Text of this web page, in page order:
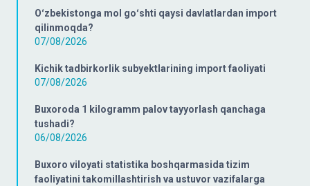
Oʻzbekistonga mol goʻshti qaysi davlatlardan import
qilinmoqda?
07/08/2026
Kichik tadbirkorlik subyektlarining import faoliyati
07/08/2026
Buxoroda 1 kilogramm palov tayyorlash qanchaga
tushadi?
06/08/2026
Buxoro viloyati statistika boshqarmasida tizim
faoliyatini takomillashtirish va ustuvor vazifalarga